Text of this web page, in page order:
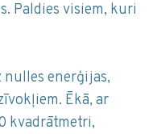
Paldies visiem, kuri
nulles enerģijas,
Ēkā, ar
kvadrātmetri,